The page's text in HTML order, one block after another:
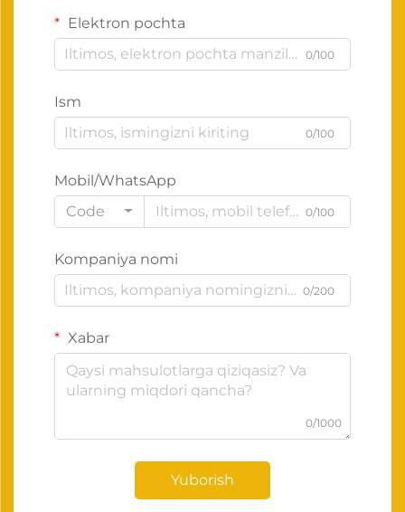
Elektron pochta
0/100
Ism
0/100
Mobil/WhatsApp
Code
0/100
Kompaniya nomi
0/200
Xabar
0/1000
Yuborish